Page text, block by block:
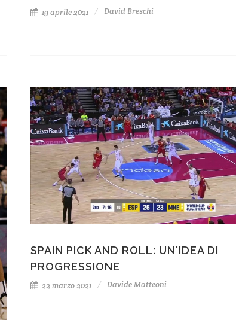
19 aprile 2021 David Breschi
SPAIN PICK AND ROLL: UN'IDEA DI
PROGRESSIONE
22 marzo 2021 Davide Matteoni